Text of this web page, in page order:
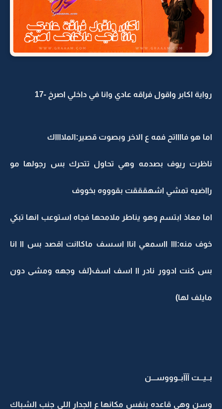
رواية اكابر واقول فراقه عادي وانا في داخلي اصرخ -17
اما هو فااااتح فمه ع الاخر وبصوت قصير:الملااااك
ناظرت ريوف بصدمه وهي تحاول تتحرك بس رجولها مو
رااضيه تمشي اشهقققت بقوووه بخووف
اما معاذ ابتسم وهو يناطر ملامحها فجاه استوعب انها تبكي
خوف منه:ااا ااسمعي اناا اسسف ماكاانت اقصد بس اا انا
بس كنت ادوور نادر اا اسف اسف(لف وجهه ومشى دون
مايلف لها)
بــيـــت آآآبــوووســـن
وسن وهي قاعده بنفس مكانها ع الجدار اللي جنب الشباك